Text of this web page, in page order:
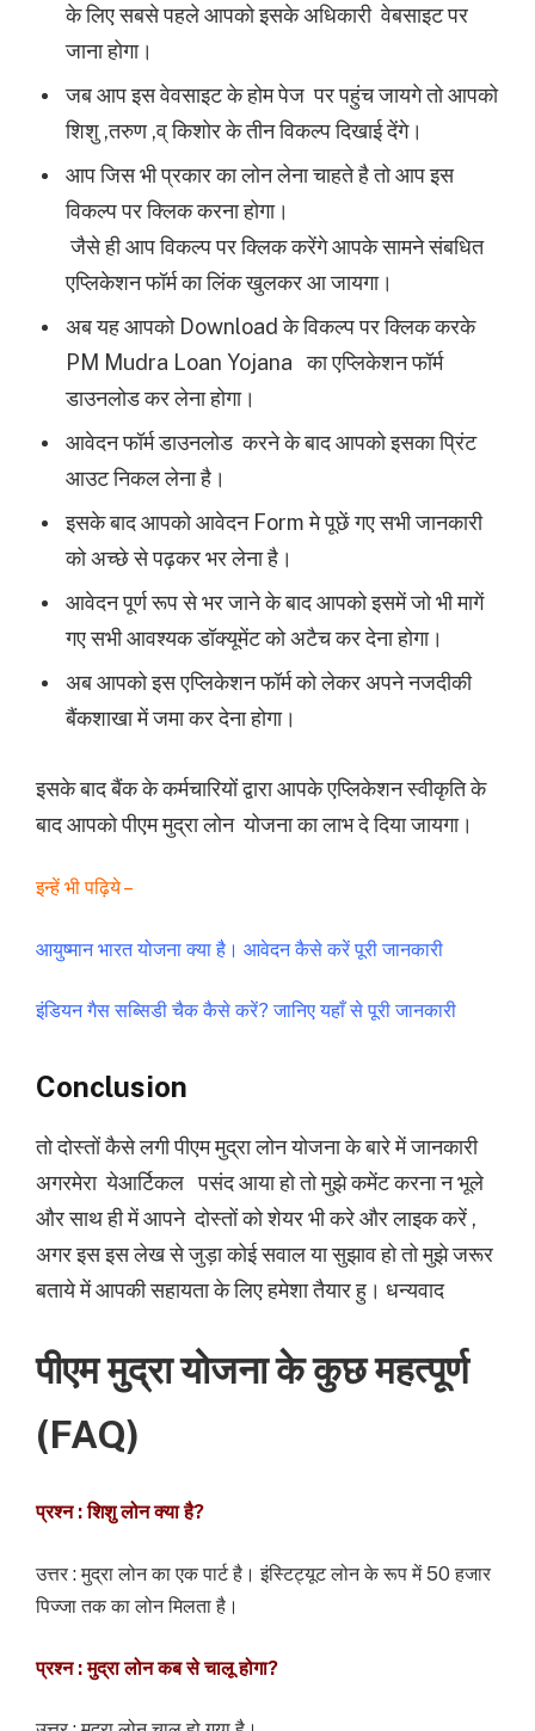
के लिए सबसे पहले आपको इसके अधिकारी वेबसाइट पर
जाना होगा।
जब आप इस वेवसाइट के होम पेज पर पहुंच जायगे तो आपको
शिशु ,तरुण ,व् किशोर के तीनविकल्प दिखाई देंगे।
आप जिस भी प्रकार का लोन लेना चाहते है तो आप इस
विकल्प पर क्लिक करना होगा।
जैसे ही आप विकल्प पर क्लिक करेंगे आपके सामने संबधित
एप्लिकेशन फॉर्म का लिंक खुलकर आ जायगा।
अब यह आपको Download के विकल्प पर क्लिक करके
PM Mudra Loan Yojana का एप्लिकेशन फॉर्म
डाउनलोड कर लेना होगा।
आवेदन फॉर्म डाउनलोड करने के बाद आपको इसका प्रिंट
आउट निकल लेना है।
इसके बाद आपको आवेदन Form मे पूछें गए सभी जानकारी
को अच्छे से पढ़कर भर लेना है।
आवेदन पूर्ण रूप से भर जाने के बाद आपको इसमें जो भी मागें
गए सभी आवश्यक डॉक्यूमेंट को अटैच कर देना होगा।
अब आपको इस एप्लिकेशन फॉर्म को लेकर अपने नजदीकी
बैंकशाखा में जमा कर देना होगा।
इसके बाद बैंक के कर्मचारियों द्वारा आपके एप्लिकेशन स्वीकृति के
बाद आपको पीएम मुद्रा लोन योजना का लाभ दे दिया जायगा।
इन्हें भी पढ़िये –
आयुष्मान भारत योजना क्या है। आवेदन कैसे करें पूरी जानकारी
इंडियन गैस सब्सिडी चैक कैसे करें? जानिए यहाँ से पूरी जानकारी
Conclusion
तो दोस्तों कैसे लगी पीएम मुद्रा लोन योजना के बारे में जानकारी
अगरमेरा येआर्टिकल पसंद आया हो तो मुझे कमेंट करना न भूले
और साथ ही में आपने दोस्तों को शेयर भी करे और लाइक करें ,
अगर इस इस लेख से जुड़ा कोई सवाल या सुझाव हो तो मुझे जरूर
बताये में आपकी सहायता के लिए हमेशा तैयार हु। धन्यवाद
पीएम मुद्रा योजना के कुछ महत्पूर्ण
(FAQ)
प्रश्न : शिशु लोन क्या है?
उत्तर : मुद्रा लोन का एक पार्ट है। इंस्टिट्यूट लोन के रूप में 50 हजार
पिज्जा तक का लोन मिलता है।
प्रश्न : मुद्रा लोन कब से चालू होगा?